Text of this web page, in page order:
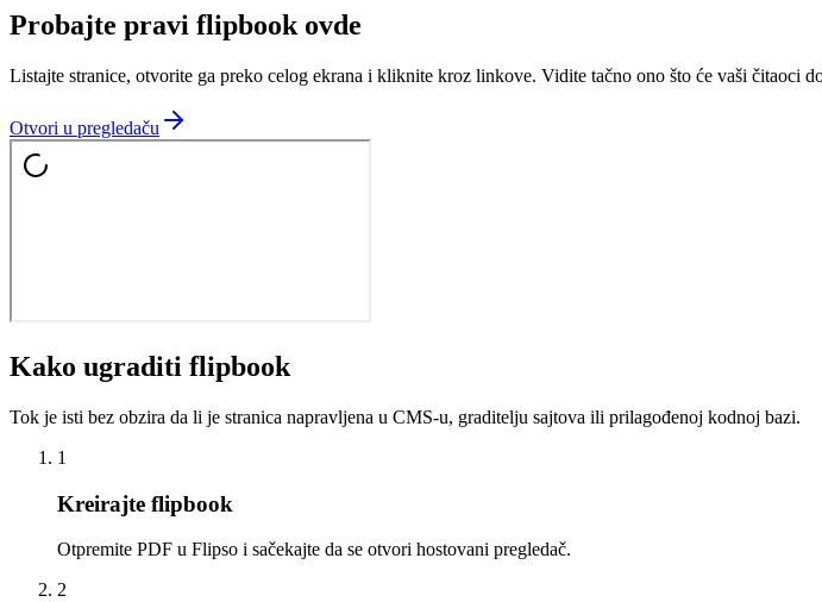
Probajte pravi flipbook ovde
Listajte stranice, otvorite ga preko celog ekrana i kliknite kroz linkove. Vidite tačno ono što će vaši čitaoci
Otvori u pregledaču
Kako ugraditi flipbook
Tok je isti bez obzira da li je stranica napravljena u CMS-u, graditelju sajtova ili prilagođenoj kodnoj bazi.
1
Kreirajte flipbook
Otpremite PDF u Flipso i sačekajte da se otvori hostovani pregledač.
2